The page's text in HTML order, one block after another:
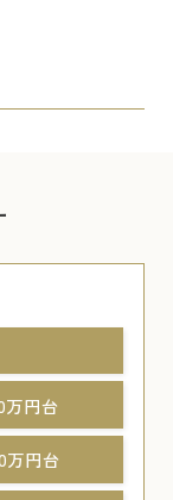
円台
万円台